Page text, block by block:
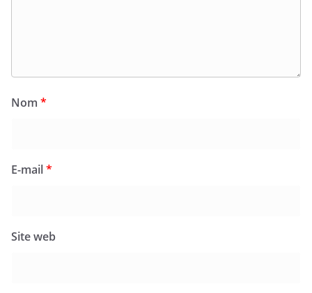
Nom *
E-mail*
Site web